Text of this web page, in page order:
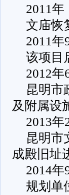
2011年
文庙恢
2011年
该项目
2012年
昆明市
及附属设
2013年
昆明市
成殿旧址
2014年
规划单